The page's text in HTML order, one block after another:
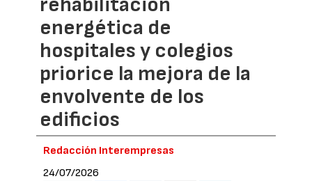
rehabilitación
energética de
hospitales y colegios
priorice la mejora de la
envolvente de los
edificios
Redacción Interempresas
24/07/2026